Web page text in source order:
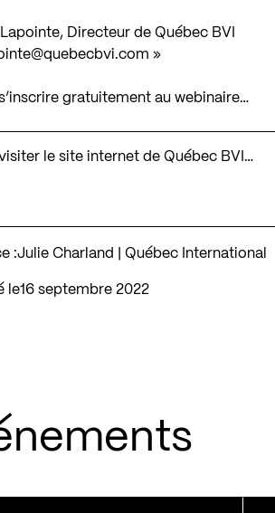
Directeur de Québec BVI
»
gratuitement au webinaire…
le site internet de Québec BVI…
:Julie Charland | Québec International
le 16 septembre 2022